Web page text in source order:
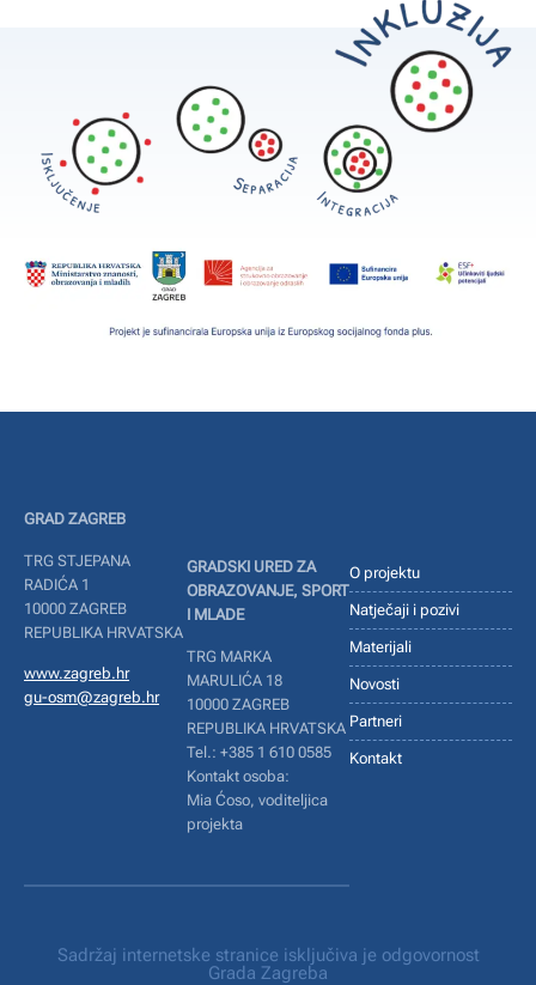
GRAD ZAGREB
TRG STJEPANA
RADIĆA 1
10000 ZAGREB
REPUBLIKA HRVATSKA
www.zagreb.hr
gu-osm@zagreb.hr
GRADSKI URED ZA
OBRAZOVANJE, SPORT
I MLADE
TRG MARKA
MARULIĆA 18
10000 ZAGREB
REPUBLIKA HRVATSKA
Tel.: +385 1 610 0585
Kontakt osoba:
Mia Ćoso, voditeljica
projekta
O projektu
Natječaji i pozivi
Materijali
Novosti
Partneri
Kontakt
Sadržaj internetske stranice isključiva je odgovornost
Grada Zagreba